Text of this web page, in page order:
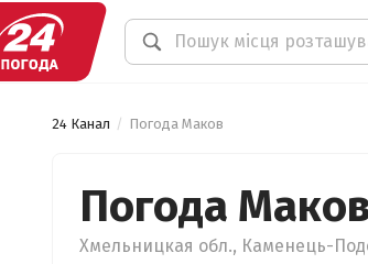
24 Канал Погода Маков
Погода
Хмельницкая обл., Каменець-